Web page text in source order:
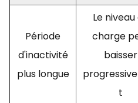
Période
d'inactivité
plus longue
Le niveau
charge
baisser
t